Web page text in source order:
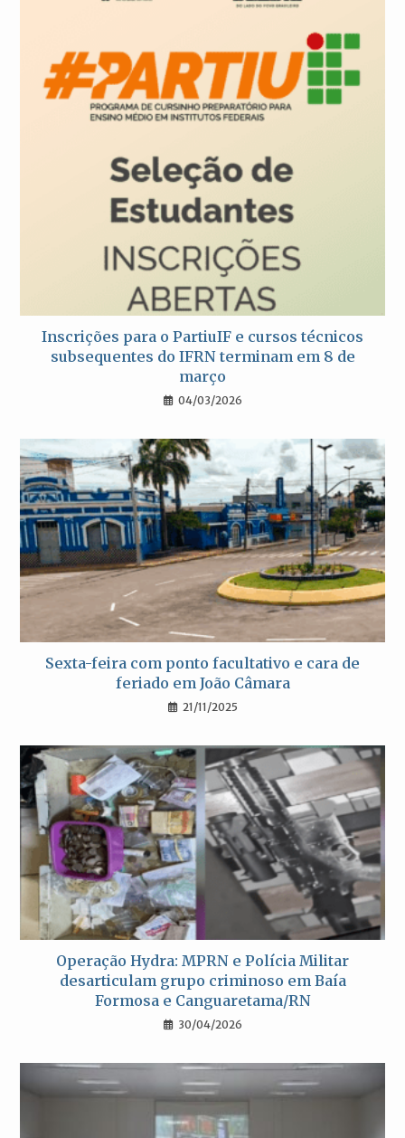
Inscrições para o PartiuIF e cursos técnicos
subsequentes do IFRN terminam em 8 de
março
04/03/2026
Sexta-feira com ponto facultativo e cara de
feriado em João Câmara
21/11/2025
Operação Hydra: MPRN e Polícia Militar
desarticulam grupo criminoso em Baía
Formosa e Canguaretama/RN
30/04/2026